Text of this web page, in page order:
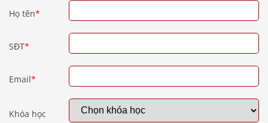
Họ tên*
SĐT*
Email*
Khóa học